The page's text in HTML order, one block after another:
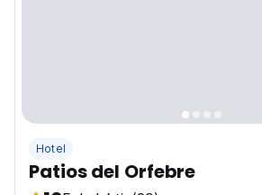
Hotel
Patios del Orfebre